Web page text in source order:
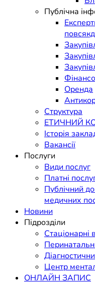
Публічна
Оренда
Структура
ЕТИЧНИЙ
Історія
Вакансії
Послуги
Види послуг
Платні
Публічний
медичних
Новини
Підрозділи
Стаціонарні
Центр
ОНЛАЙН ЗАПИС